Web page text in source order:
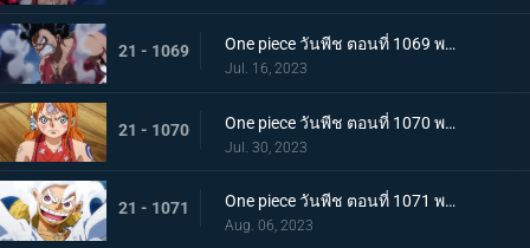
21 - 1069 One piece วันพีช ตอนที่ 1069 พากย์ไทย ผู้ชนะมีเพียงหนึ่ง ลูฟี่ ปะทะ ไคโด
Jul. 16, 2023
21 - 1070 One piece วันพีช ตอนที่ 1070 พากย์ไทย ลูฟี่พ่ายแพ้ การเตรียมใจของผู้ที่เหลืออยู่
Jul. 30, 2023
21 - 1071 One piece วันพีช ตอนที่ 1071 พากย์ไทย ไปให้ถึงจุดสูงสุดของลูฟี่ เกียร์ฟิฟท์
Aug. 06, 2023